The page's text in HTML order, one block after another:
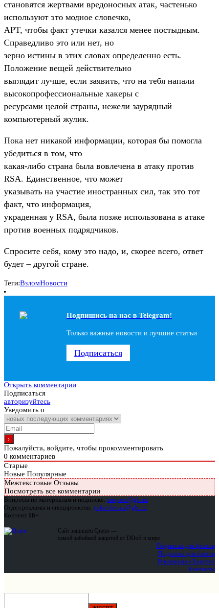
становятся жертвами вредоносных атак, частенько
используют это модное словечко,
APT, чтобы факт утечки казался менее постыдным.
Справедливо это или нет, но
зерно истины в этих словах определенно есть.
Положение вещей действительно
выглядит лучше, если заявить, что на тебя напали
высокопрофессиональные хакеры с
ресурсами целой страны, нежели заурядный
компьютерный жулик.
Пока нет никакой информации, которая бы помогла
убедиться в том, что
какая-либо страна была вовлечена в атаку против
RSA. Единственное, что может
указывать на участие иностранных сил, так это тот
факт, что информация,
украденная у RSA, была позже использована в атаке
против военных подрядчиков.
Спросите себя, кому это надо, и, скорее всего, ответ
будет – другой стране.
Теги:ВзломНовости
Подпишись на наc в Telegram!
Только важные новости и лучшие статьи
Подписаться
Открыть комментарии
Подписаться
авторизуйтесь
Уведомить о
Пожалуйста, войдите, чтобы прокомментировать
0 комментариев
Старые
Новые Популярные
Межтекстовые Отзывы
Посмотреть все комментарии
Вопросы по материалам и подписке: support@glc.ru
Отдел рекламы и спецпроектов: yakovleva.a@glc.ru
Контент 18+
Сайт защищен Qrator —
самой забойной защитой от DDoS в мире
Подписка для физлиц
Подписка для юрлиц
Реклама на «Хакере»
Контакты